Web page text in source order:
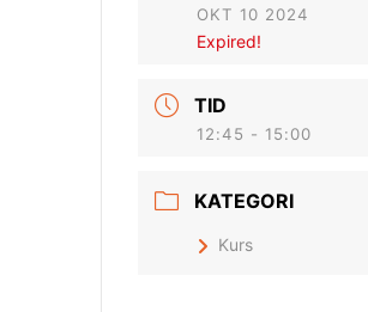
OKT 10 2024
Expired!
TID
12:45 - 15:00
KATEGORI
Kurs